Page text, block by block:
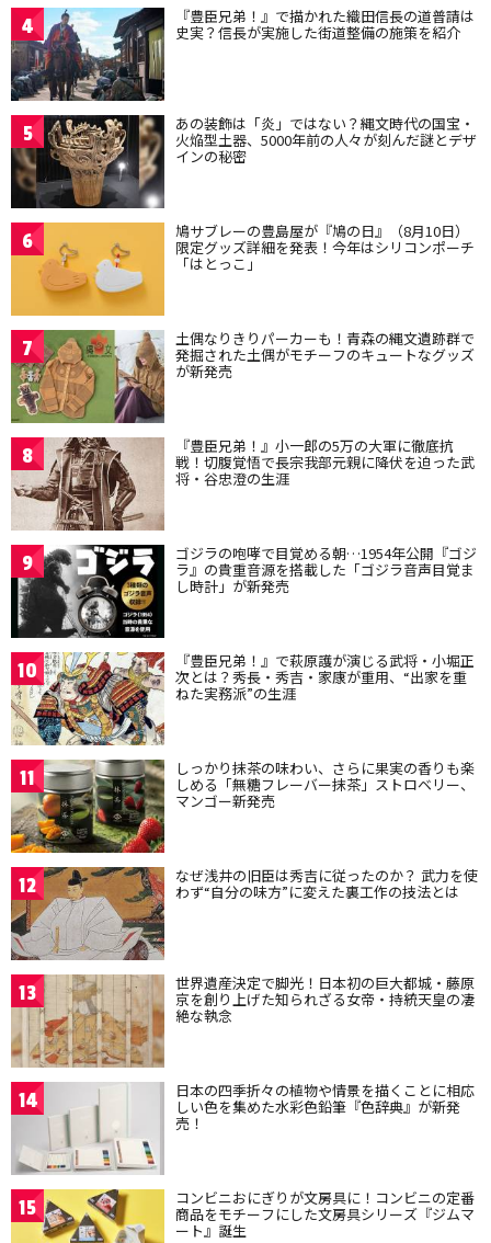
4 『豊臣兄弟！』で描かれた織田信長の道普請は
史実？信長が実施した街道整備の施策を紹介
5 あの装飾は「炎」ではない？縄文時代の国宝・
火焔型土器、5000年前の人々が刻んだ謎とデザ
インの秘密
6 鳩サブレーの豊島屋が『鳩の日』（8月10日）
限定グッズ詳細を発表！今年はシリコンポーチ
「はとっこ」
7 土偶なりきりパーカーも！青森の縄文遺跡群で
発掘された土偶がモチーフのキュートなグッズ
が新発売
8 『豊臣兄弟！』小一郎の5万の大軍に徹底抗
戦！切腹覚悟で長宗我部元親に降伏を迫った武
将・谷忠澄の生涯
9 ゴジラの咆哮で目覚める朝…1954年公開『ゴジ
ラ』の貴重音源を搭載した「ゴジラ音声目覚ま
し時計」が新発売
10 『豊臣兄弟！』で萩原護が演じる武将・小堀正
次とは？秀長・秀吉・家康が重用、“出家を重
ねた実務派”の生涯
11 しっかり抹茶の味わい、さらに果実の香りも楽
しめる「無糖フレーバー抹茶」ストロベリー、
マンゴー新発売
12 なぜ浅井の旧臣は秀吉に従ったのか？ 武力を使
わず“自分の味方”に変えた裏工作の技法とは
13 世界遺産決定で脚光！日本初の巨大都城・藤原
京を創り上げた知られざる女帝・持統天皇の凄
絶な執念
14 日本の四季折々の植物や情景を描くことに相応
しい色を集めた水彩色鉛筆『色辞典』が新発
売！
15 コンビニおにぎりが文房具に！コンビニの定番
商品をモチーフにした文房具シリーズ『ジムマ
ート』誕生